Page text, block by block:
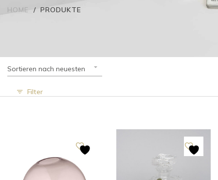
HOME PRODUKTE
Sortieren nach neuesten
Filter